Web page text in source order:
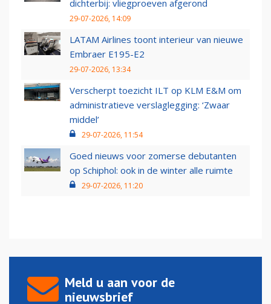
dichterbij: vliegproeven afgerond
29-07-2026, 14:09
LATAM Airlines toont interieur van nieuwe
Embraer E195-E2
29-07-2026, 13:34
Verscherpt toezicht ILT op KLM E&M om
administratieve verslaglegging: ‘Zwaar
middel’
29-07-2026, 11:54
Goed nieuws voor zomerse debutanten
op Schiphol: ook in de winter alle ruimte
29-07-2026, 11:20
Meld u aan voor de
nieuwsbrief